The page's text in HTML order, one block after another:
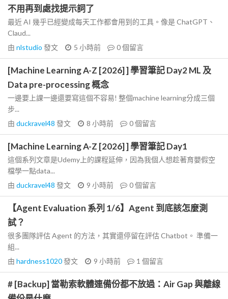
不用再到處找提示詞了
最近 AI 幾乎已經變成每天工作都會用到的工具。像是 ChatGPT、
Claud...
由 nlstudio 發文 5 小時前 0個留言
[Machine Learning A-Z [2026] ] 學習筆記 Day2 ML 及
Data pre-processing 概念
一邊要上課一邊還要寫這個不容易! 整個machine learning分成三個
步...
由 duckravel48 發文 8 小時前 0個留言
[Machine Learning A-Z [2026] ] 學習筆記 Day1
這個系列文章是Udemy上的課程延伸，因為我個人想趁著育嬰假空
檔學一點data...
由 duckravel48 發文 9 小時前 0個留言
【Agent Evaluation 系列 1/6】Agent 到底該怎麼測
試？
很多團隊評估 Agent 的方法，其實還停留在評估 Chatbot。 準備一
組...
由 hardness1020發文 9 小時前 1 個留言
# [Backup] 當勒索軟體連備份都不放過：Air Gap 與離線